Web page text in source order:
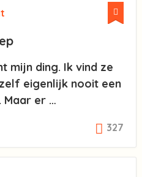
mijn ding. Ik vind ze
eigenlijk nooit een
Maar er …
327